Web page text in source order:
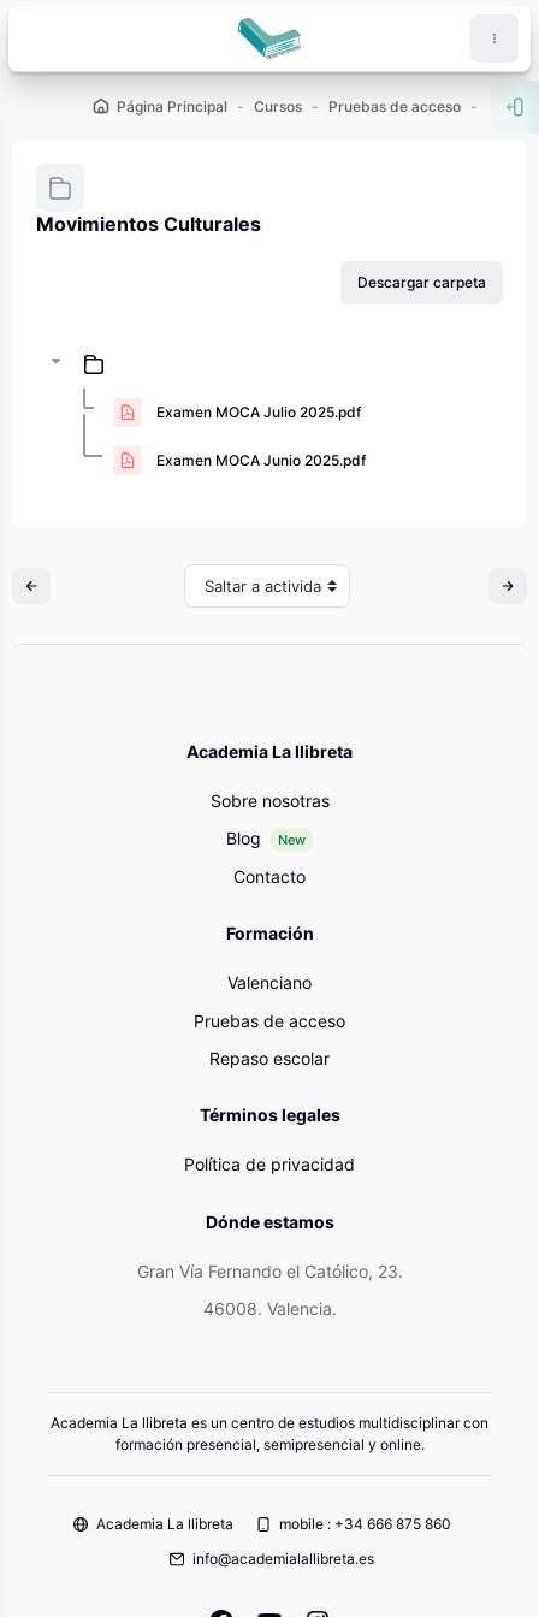
Página Principal Cursos Pruebas de acceso PAU -
Movimientos Culturales
Descargar carpeta
Examen MOCA Julio 2025.pdf
Examen MOCA Junio 2025.pdf
Saltar a actividad
Academia La llibreta
Sobre nosotras
Blog
New
Contacto
Formación
Valenciano
Pruebas de acceso
Repaso escolar
Términos legales
Política de privacidad
Dónde estamos
Gran Vía Fernando el Católico, 23.
46008. Valencia.
Academia La llibreta es un centro de estudios multidisciplinar con
formación presencial, semipresencial y online.
Academia La llibreta
mobile : +34 666 875 860
info@academialallibreta.es